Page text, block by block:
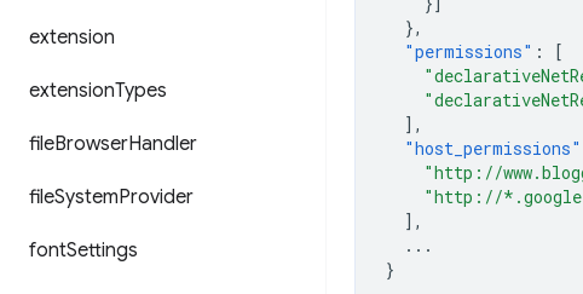
extension
extensionTypes
fileBrowserHandler
fileSystemProvider
fontSettings
},
"permissions" :
[
],
"host_permissions"
"http://
"http://
],
...
}